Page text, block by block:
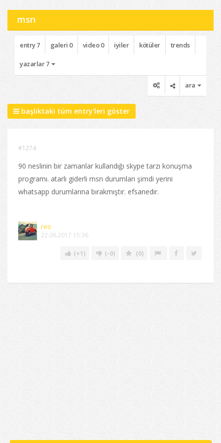
msn
entry 7 galeri 0 video 0 iyiler kötüler trends
yazarlar 7
ara
başlıktaki tüm entry'leri göster
#1274
90 neslinin bir zamanlar kullandığı skype tarzı konuşma
programı. atarlı giderli msn durumları şimdi yerini
whatsapp durumlarına bırakmıştır. efsanedir.
reo
22.06.2017 15:36
(+1) (-0) (0)